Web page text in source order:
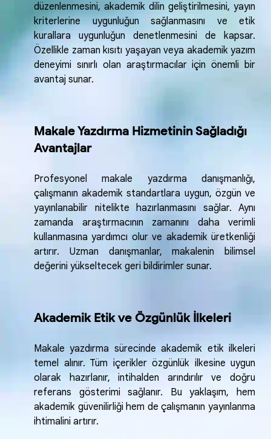
düzenlenmesini, akademik dilin geliştirilmesini, yayın
kriterlerine uygunluğun sağlanmasını ve etik
kurallara uygunluğun denetlenmesini de kapsar.
Özellikle zaman kısıtı yaşayan veya akademik yazım
deneyimi sınırlı olan araştırmacılar için önemli bir
avantaj sunar.
Makale Yazdırma Hizmetinin Sağladığı
Avantajlar
Profesyonel makale yazdırma danışmanlığı,
çalışmanın akademik standartlara uygun, özgün ve
yayınlanabilir nitelikte hazırlanmasını sağlar. Aynı
zamanda araştırmacının zamanını daha verimli
kullanmasına yardımcı olur ve akademik üretkenliği
artırır. Uzman danışmanlar, makalenin bilimsel
değerini yükseltecek geri bildirimler sunar.
Akademik Etik ve Özgünlük İlkeleri
Makale yazdırma sürecinde akademik etik ilkeleri
temel alınır. Tüm içerikler özgünlük ilkesine uygun
olarak hazırlanır, intihalden arındırılır ve doğru
referans gösterimi sağlanır. Bu yaklaşım, hem
akademik güvenilirliği hem de çalışmanın yayınlanma
ihtimalini artırır.